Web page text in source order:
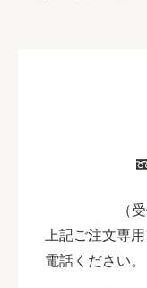
（
上記ご注文専
電話ください。